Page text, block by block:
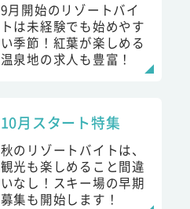
9月開始のリゾートバイ
トは未経験でも始めやす
い季節！紅葉が楽しめる
温泉地の求人も豊富！
10月スタート特集
秋のリゾートバイトは、
観光も楽しめること間違
いなし！スキー場の早期
募集も開始します！